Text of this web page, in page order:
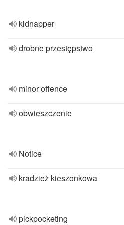
kidnapper
drobne przestępstwo
minor offence
obwieszczenie
Notice
kradzież kieszonkowa
pickpocketing